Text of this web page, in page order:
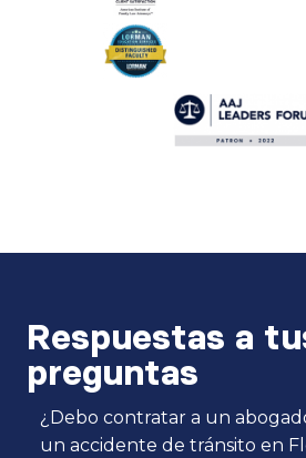
Respuestas a
preguntas
¿Debo contratar a un
un accidente de tránsito en